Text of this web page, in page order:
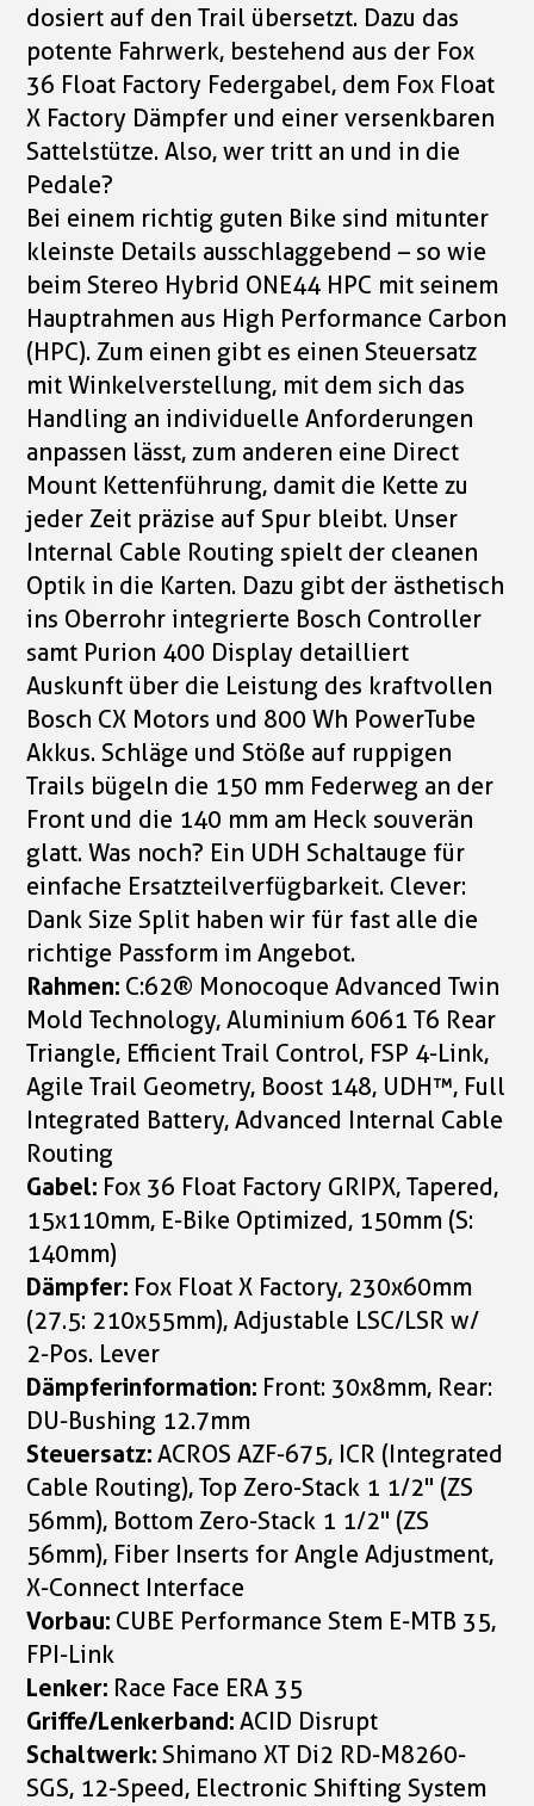
dosiert auf den Trail übersetzt. Dazu das
potente Fahrwerk, bestehend aus der Fox
36 Float Factory Federgabel, dem Fox Float
X Factory Dämpfer und einer versenkbaren
Sattelstütze. Also, wer tritt an und in die
Pedale?
Bei einem richtig guten Bike sind mitunter
kleinste Details ausschlaggebend – so wie
beim Stereo Hybrid ONE44 HPC mit seinem
Hauptrahmen aus High Performance Carbon
(HPC). Zum einen gibt es einen Steuersatz
mit Winkelverstellung, mit dem sich das
Handling an individuelle Anforderungen
anpassen lässt, zum anderen eine Direct
Mount Kettenführung, damit die Kette zu
jeder Zeit präzise auf Spur bleibt. Unser
Internal Cable Routing spielt der cleanen
Optik in die Karten. Dazu gibt der ästhetisch
ins Oberrohr integrierte Bosch Controller
samt Purion 400 Display detailliert
Auskunft über die Leistung des kraftvollen
Bosch CX Motors und 800 Wh PowerTube
Akkus. Schläge und Stöße auf ruppigen
Trails bügeln die 150 mm Federweg an der
Front und die 140 mm am Heck souverän
glatt. Was noch? Ein UDH Schaltauge für
einfache Ersatzteilverfügbarkeit. Clever:
Dank Size Split haben wir für fast alle die
richtige Passform im Angebot.
Rahmen: C:62® Monocoque Advanced Twin
Mold Technology, Aluminium 6061 T6 Rear
Triangle, Efficient Trail Control, FSP 4-Link,
Agile Trail Geometry, Boost 148, UDH™, Full
Integrated Battery, Advanced Internal Cable
Routing
Gabel: Fox 36 Float Factory GRIPX, Tapered,
15x110mm, E-Bike Optimized, 150mm (S:
140mm)
Dämpfer: Fox Float X Factory, 230x60mm
(27.5: 210x55mm), Adjustable LSC/LSR w/
2-Pos. Lever
Dämpferinformation: Front: 30x8mm, Rear:
DU-Bushing 12.7mm
Steuersatz:ACROS AZF-675, ICR (Integrated
Cable Routing), Top Zero-Stack 1 1/2" (ZS
56mm), Bottom Zero-Stack 1 1/2" (ZS
56mm), Fiber Inserts for Angle Adjustment,
X-Connect Interface
Vorbau: CUBE Performance Stem E-MTB 35,
FPI-Link
Lenker: Race Face ERA 35
Griffe/Lenkerband:ACID Disrupt
Schaltwerk:Shimano XT Di2 RD-M8260-
SGS, 12-Speed, Electronic Shifting System